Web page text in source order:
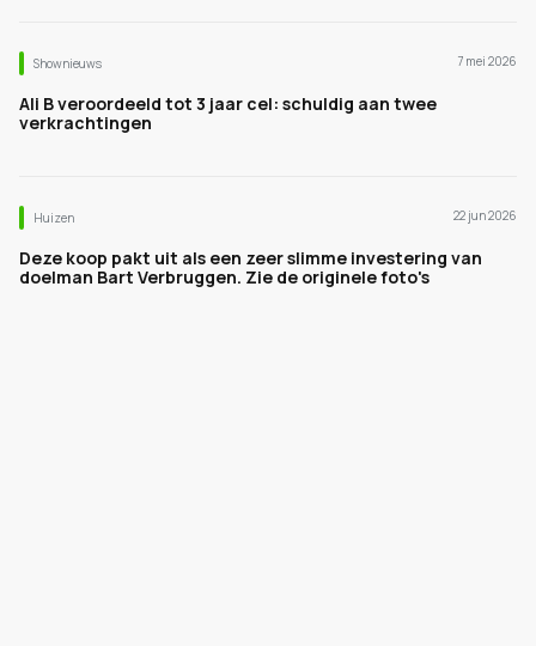
Shownieuws 7 mei 2026
Ali B veroordeeld tot 3 jaar cel: schuldig aan twee
verkrachtingen
Huizen 22 jun 2026
Deze koop pakt uit als een zeer slimme investering van
doelman Bart Verbruggen. Zie de originele foto's